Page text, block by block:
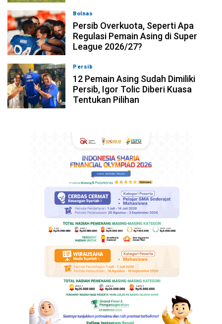
Bolnas
Persib Overkuota, Seperti Apa
Regulasi Pemain Asing di Super
League 2026/27?
Persib
12 Pemain Asing Sudah Dimiliki
Persib, Igor Tolic Diberi Kuasa
Tentukan Pilihan